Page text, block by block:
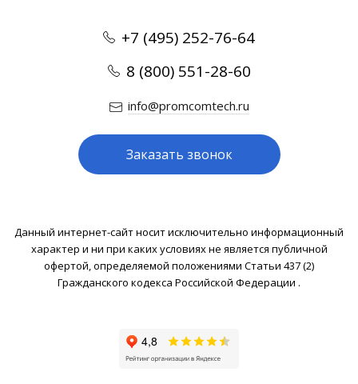
+7 (495) 252-76-64
8 (800) 551-28-60
info@promcomtech.ru
Заказать звонок
Данный интернет-сайт носит исключительно информационный
характер и ни при каких условиях не является публичной
офертой, определяемой положениями Статьи 437 (2)
Гражданского кодекса Российской Федерации .